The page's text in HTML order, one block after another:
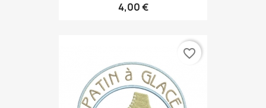
4,00 €
favorite_border